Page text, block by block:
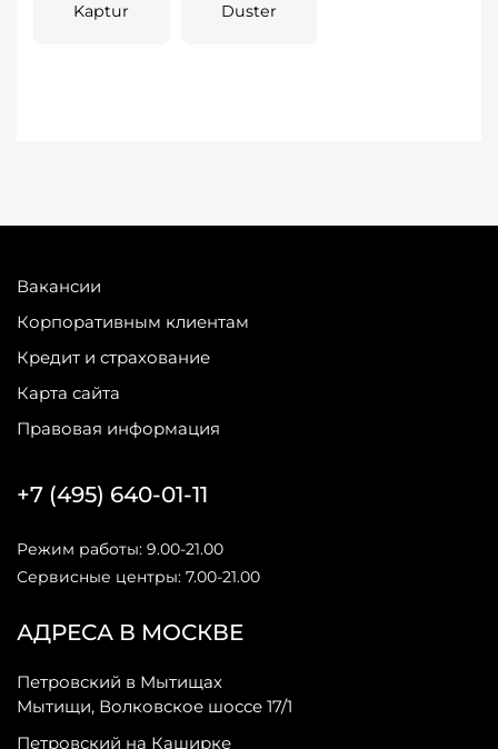
Kaptur Duster
Вакансии
Корпоративным клиентам
Кредит и страхование
Карта сайта
Правовая информация
АДРЕСА В МОСКВЕ
Петровский в Мытищах
Мытищи, Волковское шоссе 17/1
Петровский на Каширке
+7 (495) 640-01-11
Режим работы: 9.00-21.00
Сервисные центры: 7.00-21.00